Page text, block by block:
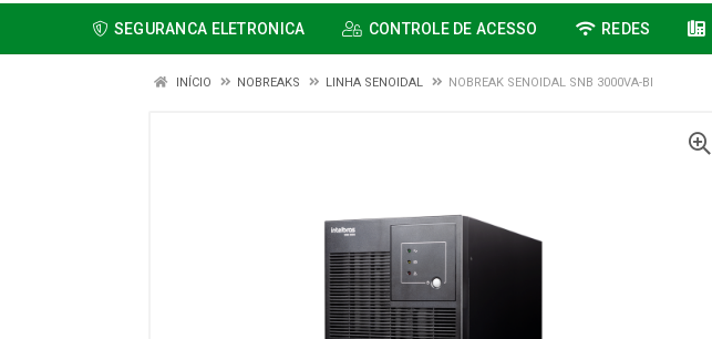
SEGURANCA ELETRONICA CONTROLE DE ACESSO REDES
INÍCIO NOBREAKS LINHA SENOIDAL NOBREAK SENOIDAL SNB 3000VA-BI